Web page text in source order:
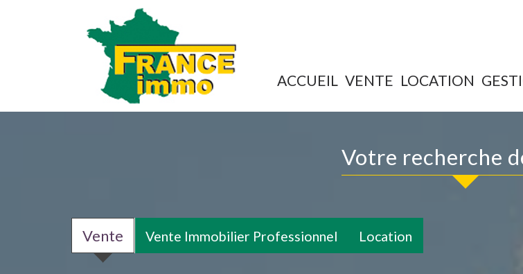
ACCUEIL VENTE LOCATION
votre recherche
Vente Vente Immobilier Professionnel Location